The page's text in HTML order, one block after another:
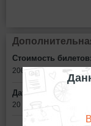
Стоимость билетов:
200 - 800 рублей
Дата:
20 ноября в 17:00